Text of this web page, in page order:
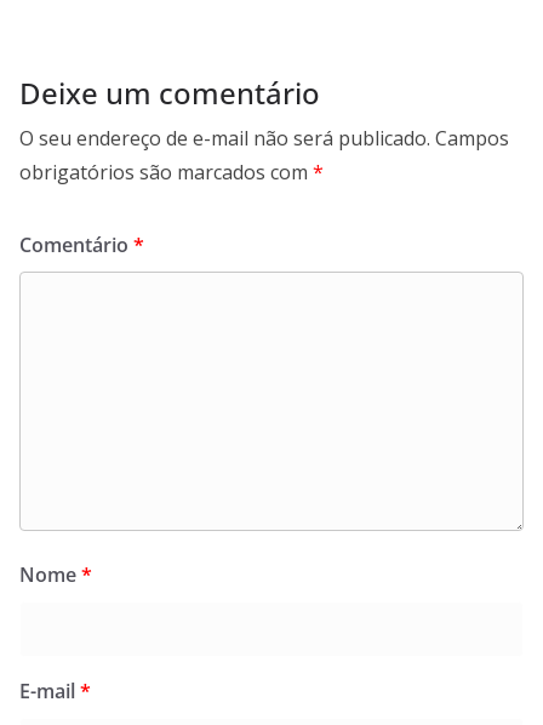
Deixe um comentário
O seu endereço de e-mail não será publicado. Campos
obrigatórios são marcados com *
Comentário *
Nome*
E-mail*